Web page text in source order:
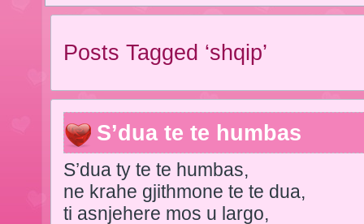
Posts Tagged ‘shqip’
S’dua te te humbas
S’dua ty te te humbas,
ne krahe gjithmone te te dua,
ti asnjehere mos u largo,